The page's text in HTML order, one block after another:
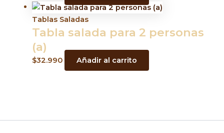
Tablas Saladas
Tabla salada para 2 personas
(a)
$32.990 Añadir al carrito